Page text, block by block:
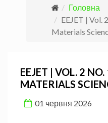
Головна
EEJET | Vol.
Materials
EEJET | VOL. 2
MATERIALS
01 червня 2026